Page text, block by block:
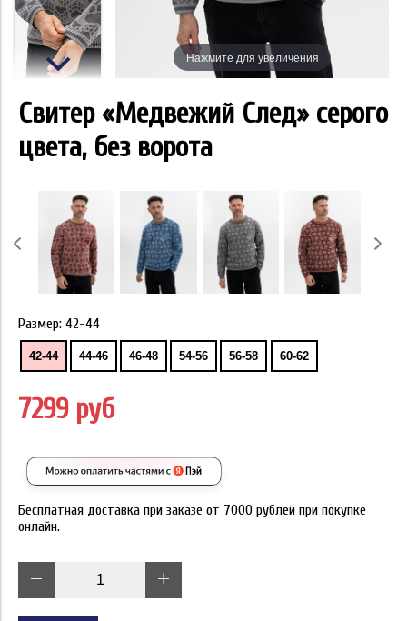
Нажмите для увеличения
Свитер «Медвежий След» серого
цвета, без ворота
Размер: 42-44
42-44 44-46 46-48 54-56 56-58 60-62
7299 руб
Бесплатная доставка при заказе от 7000 рублей при покупке
онлайн.